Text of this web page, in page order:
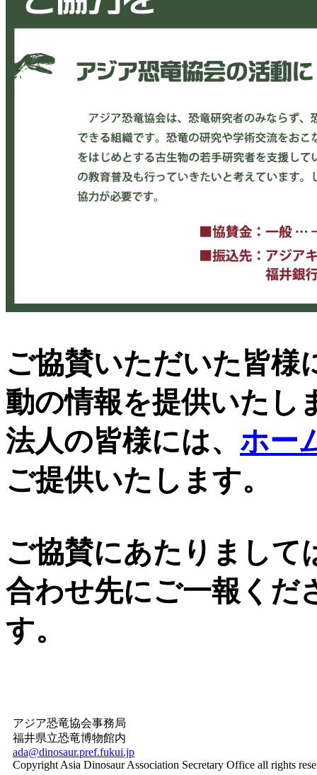
ご協賛いただいた皆様
動の情報を提供いたし
法人の皆様には、 ホー
ご提供いたします。
ご協賛にあたりまして
合わせ先にご一報くだ
す。
アジア恐竜協会事務局
福井県立恐竜博物館内
ada@dinosaur.pref.fukui.jp
Copyright Asia Dinosaur Association Secretary Office all rights